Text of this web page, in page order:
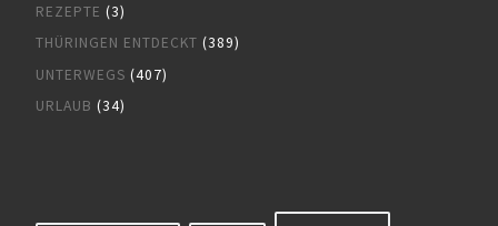
REZEPTE (3)
THÜRINGEN ENTDECKT (389)
UNTERWEGS (407)
URLAUB (34)